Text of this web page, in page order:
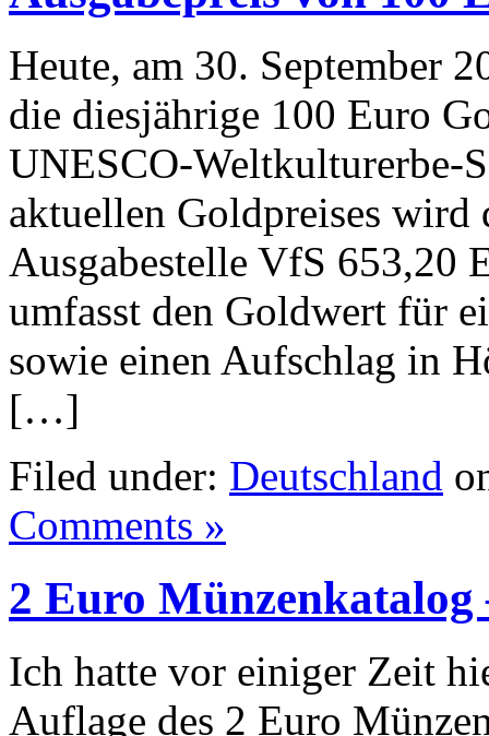
Heute, am 30. September
die diesjährige 100 Euro
UNESCO-Weltkulturerbe-
aktuellen Goldpreises wird
Ausgabestelle VfS 653,20
umfasst den Goldwert für
sowie einen Aufschlag in
[…]
Filed under: Deutschland
Comments »
2 Euro
Ich hatte vor einiger Zeit
Auflage des 2 Euro